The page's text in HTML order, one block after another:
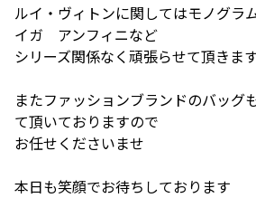
ルイ・ヴィトンに関してはモノ
イガ アンフィニなど
シリーズ関係なく頑張らせて頂きま
またファッションブランドのバッグ
て頂いておりますので
お任せくださいませ
本日も笑顔でお待ちしております